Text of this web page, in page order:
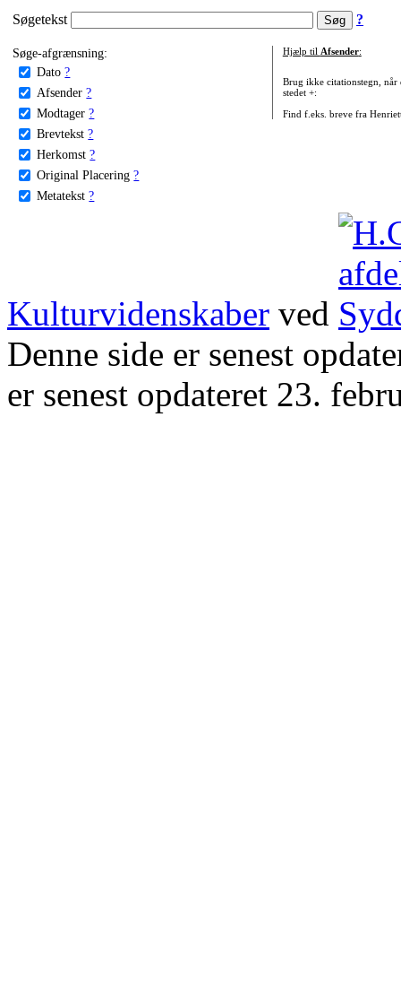
Søgetekst ?
Søge-afgrænsning:
Dato ?
Afsender ?
Modtager ?
Brevtekst ?
Herkomst ?
Original Placering ?
Metatekst ?
Hjælp til Afsender:
Brug ikke citationstegn, når
stedet +:
Find f.eks. breve fra
Kulturvidenskaber ved
Denne side er senest
er senest opdateret 23.